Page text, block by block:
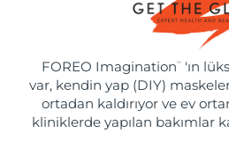
FOREO Imagination ™
'ın
var, kendin yap (DIY)
ortadan kaldırıyor ve ev
kliniklerde yapılan bakımlar